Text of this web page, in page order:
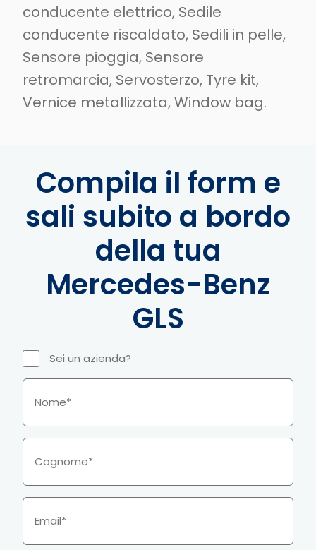
conducente elettrico, Sedile
conducente riscaldato, Sedili in pelle,
Sensore pioggia, Sensore
retromarcia, Servosterzo, Tyre kit,
Vernice metallizzata, Window bag.
Compila il form e
sali subito a bordo
della tua
Mercedes-Benz
GLS
Sei un azienda?